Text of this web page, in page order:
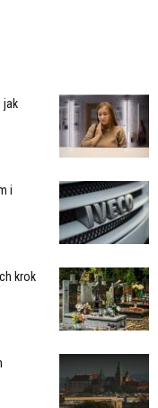
jak
i
krok